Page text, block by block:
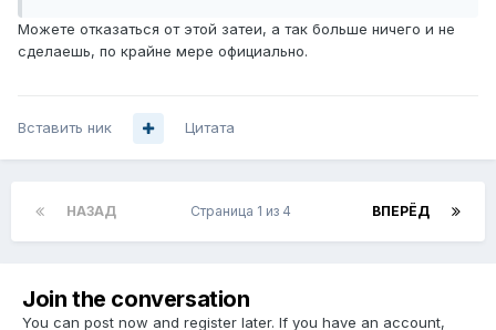
Можете отказаться от этой затеи, а так больше ничего и не
сделаешь, по крайне мере официально.
Вставить ник Цитата
НАЗАД ВПЕРЁД
Страница 1 из 4
Join the conversation
You can post now and register later. If you have an account,